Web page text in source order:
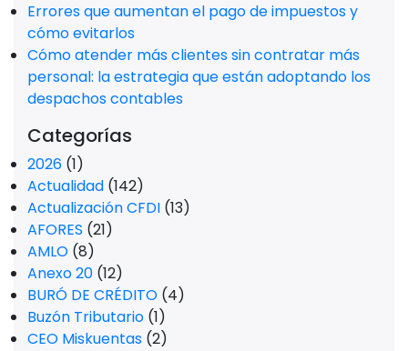
Errores que aumentan el pago de impuestos y
cómo evitarlos
Cómo atender más clientes sin contratar más
personal: la estrategia que están adoptando los
despachos contables
Categorías
2026 (1)
Actualidad (142)
Actualización CFDI (13)
AFORES (21)
AMLO (8)
Anexo 20 (12)
BURÓ DE CRÉDITO (4)
Buzón Tributario (1)
CEO Miskuentas (2)